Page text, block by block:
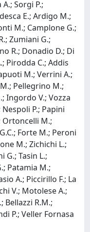
Sorgi P.;
E.; Ardigo M.;
M.; Camplone G.;
Zumiani G.;
R.; Donadio D.; Di
Pirodda C.; Addis
M.; Verrini A.;
Pellegrino M.;
Ingordo V.; Vozza
Nespoli P.; Papini
Ortoncelli M.;
Forte M.; Peroni
M.; Zichichi L.;
G.; Tasin L.;
Patamia M.;
A.; Piccirillo F.; La
V.; Motolese A.;
Bellazzi R.M.;
P.; Veller Fornasa